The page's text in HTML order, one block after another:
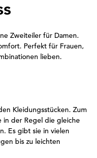
Zweiteiler für Damen.
Perfekt für Frauen,
lieben.
Kleidungsstücken. Zum
in der Regel die gleiche
Es gibt sie in vielen
bis zu leichten